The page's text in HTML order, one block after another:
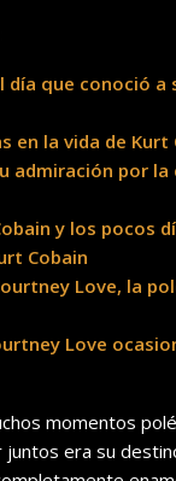
día que conoció a
en la vida de Kurt
admiración por
y los pocos
Cobain
Love, la
Love
momentos
era su